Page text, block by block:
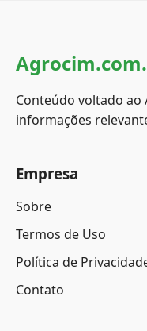
Conteúdo voltado ao
informações
Empresa
Sobre
Termos de Uso
Política de
Contato